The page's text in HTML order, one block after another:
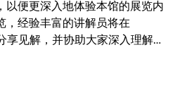
以便更深入地体验本馆的展览内
，经验丰富的讲解员将在
享见解，并协助大家深入理解